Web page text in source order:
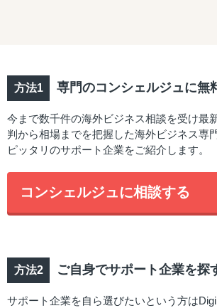
専門のコンシェルジュに無
今まで数千件の海外ビジネス相談を受け最
判から相場までを把握した海外ビジネス専
ピッタリのサポート企業をご紹介します。
コンシェルジュに相談する
ご自身でサポート企業を探
サポート企業を自ら選びたいという方は